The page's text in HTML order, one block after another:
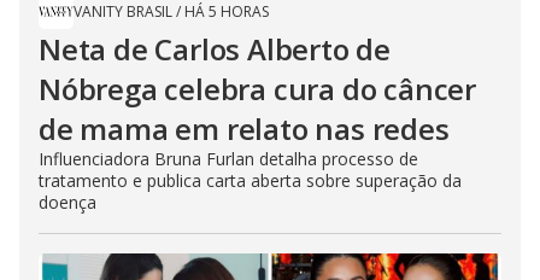
VANITY BRASIL/ HÁ 5 HORAS
Neta de Carlos Alberto de
Nóbrega celebra cura do câncer
de mama em relato nas redes
Influenciadora Bruna Furlan detalha processo de
tratamento e publica carta aberta sobre superação da
doença